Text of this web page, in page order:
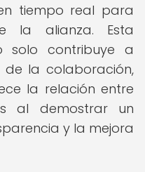
tiempo real para
la alianza. Esta
solo contribuye a
de la colaboración,
la relación entre
al demostrar un
y la mejora